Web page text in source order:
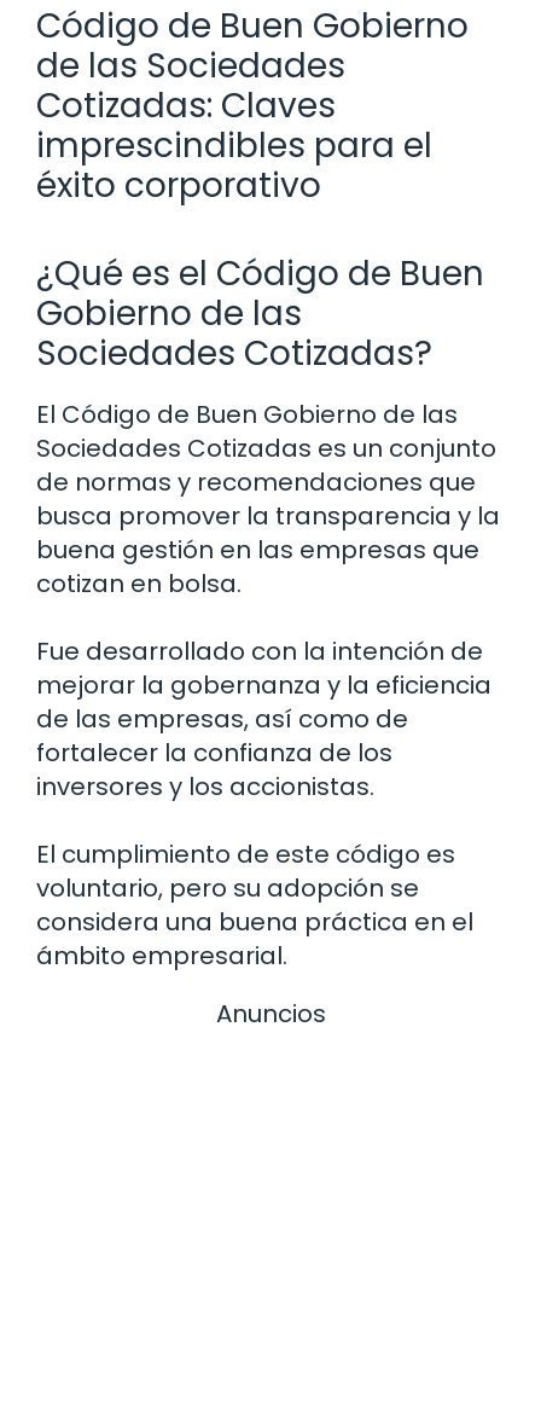
Código de Buen Gobierno
de las Sociedades
Cotizadas: Claves
imprescindibles para el
éxito corporativo
¿Qué es el Código de Buen
Gobierno de las
Sociedades Cotizadas?
El Código de Buen Gobierno de las
Sociedades Cotizadas es un conjunto
de normas y recomendaciones que
busca promover la transparencia y la
buena gestión en las empresas que
cotizan en bolsa.
Fue desarrollado con la intención de
mejorar la gobernanza y la eficiencia
de las empresas, así como de
fortalecer la confianza de los
inversores y los accionistas.
El cumplimiento de este código es
voluntario, pero su adopción se
considera una buena práctica en el
ámbito empresarial.
Anuncios